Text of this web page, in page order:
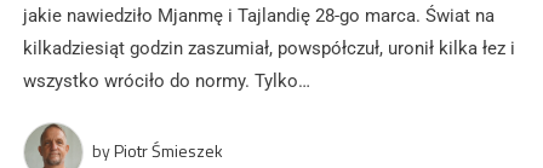
jakie nawiedziło Mjanmę i Tajlandię 28-go marca. Świat na
kilkadziesiąt godzin zaszumiał, powspółczuł, uronił kilka łez i
wszystko wróciło do normy. Tylko…
byPiotr Śmieszek